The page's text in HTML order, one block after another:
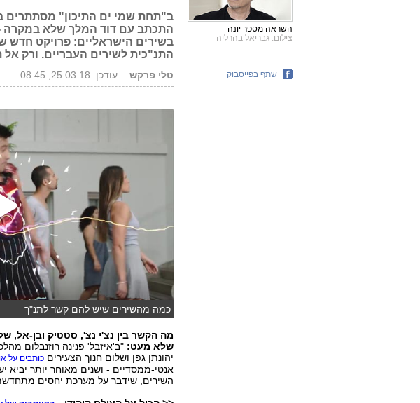
ב"תחת שמי ים התיכון" מסתתרים
התכתב עם דוד המלך שלא במקרה -
התנ"כית לשירים העבריים. ורק אל
טלי פרקש עודכן: 25.03.18, 08:45
כמה מהשירים שיש להם קשר לתנ"ך
מה הקשר בין נצ'י נצ', סטטיק ובן-אל,
שלא מעט: "ב'איזבל' פנינה רוזנבלום
יהונתן גפן ושלום חנוך הצעירים כותבים על
אנטי-ממסדיים - ושנים מאוחר יותר יביא
השירים, שידבר על מערכת יחסים
השראה מספר יונה
צילום: גבריאל בהרליה
שתף בפייסבוק